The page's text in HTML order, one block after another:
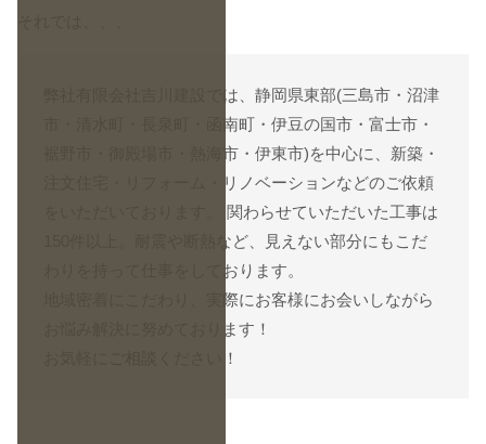
弊社有限会社吉川建設では、静岡県東部(三島市・沼津
市・清水町・長泉町・函南町・伊豆の国市・富士市・
裾野市・御殿場市・熱海市・伊東市)を中心に、新築・
注文住宅・リフォーム・リノベーションなどのご依頼
をいただいております。 関わらせていただいた工事は
150件以上。耐震や断熱など、見えない部分にもこだ
わりを持って仕事をしております。
地域密着にこだわり、実際にお客様にお会いしながら
お悩み解決に努めております！
ください！